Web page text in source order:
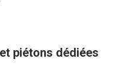
piétons dédiées